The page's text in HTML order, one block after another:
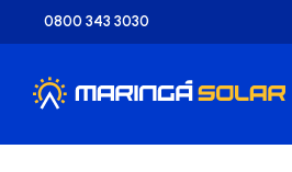
0800 343 3030